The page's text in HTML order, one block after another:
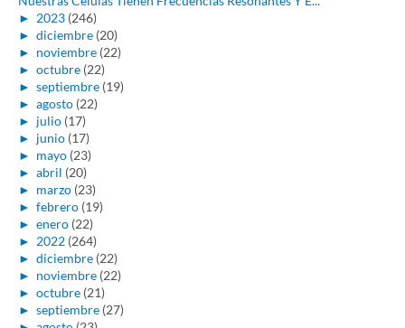
► 2023 (246)
► diciembre (20)
► noviembre (22)
► octubre (22)
► septiembre (19)
► agosto (22)
► julio (17)
► junio (17)
► mayo (23)
► abril (20)
► marzo (23)
► febrero (19)
► enero (22)
► 2022 (264)
► diciembre (22)
► noviembre (22)
► octubre (21)
► septiembre (27)